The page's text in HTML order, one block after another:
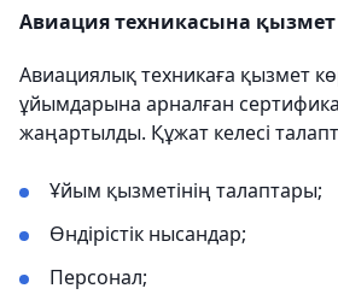
Авиация техникасына қызмет
Авиациялық техникаға қызмет
ұйымдарына арналған
жаңартылды. Құжат келесі
Ұйым қызметінің талаптары;
Өндірістік нысандар;
Персонал;